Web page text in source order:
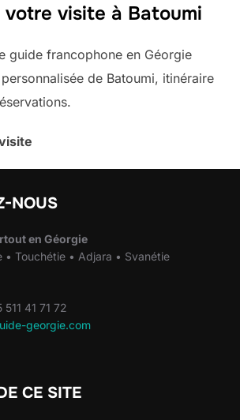
votre visite à Batoumi
guide francophone en Géorgie
de Batoumi, itinéraire
NOUS
en Géorgie
• Touchétie • Adjara • Svanétie
41 71 72
georgie.com
CE SITE